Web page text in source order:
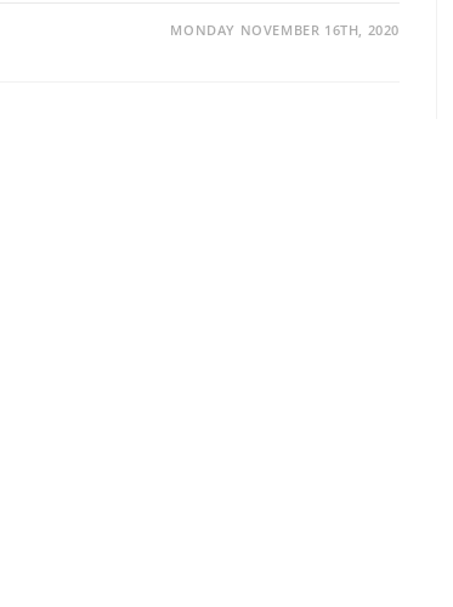
MONDAY NOVEMBER 16TH, 2020